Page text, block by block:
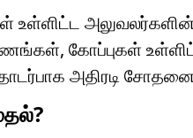
உள்ளிட்ட
கோப்புகள்
அதிரடி